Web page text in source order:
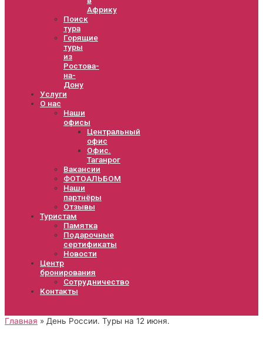
Африку
Поиск
тура
Горящие
туры
из
Ростова-
на-
Дону
Услуги
О нас
Наши
офисы
Центральный
офис
Офис.
Таганрог
Вакансии
ФОТОАЛЬБОМ
Наши
партнёры
Отзывы
Туристам
Памятка
Подарочные
сертификаты
Новости
Центр
бронирования
Сотрудничество
Контакты
Главная День России. Туры на 12 июня.